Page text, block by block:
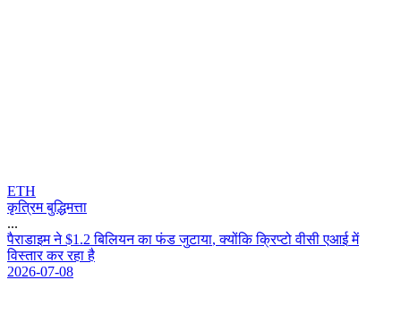
ETH
कृत्रिम बुद्धिमत्ता
...
परडइम न $1 .2 बलयन क फड जटय, कयक कपट वस एआई म
वसतर कर रह ह
2026-07-08